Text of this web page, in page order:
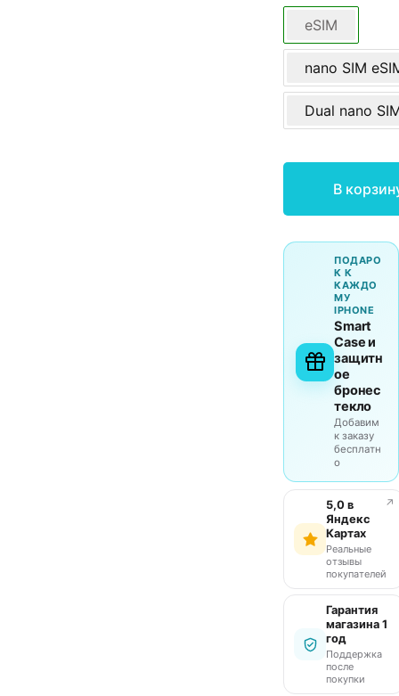
eSIM
nano SIM
Dual nano
В
ПОДАРО
К К
КАЖДО
МУ
IPHONE
Smart
Case и
защитн
ое
бронес
текло
Добавим
к заказу
бесплатн
о
5,0 в
Яндекс
Картах
Реальные
отзывы
покупателей
↗
Гарантия
магазина 1
год
Поддержка
после
покупки